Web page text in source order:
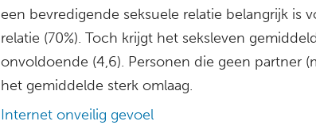
een bevredigende seksuele relatie belangrijk is
relatie (70%). Toch krijgt het seksleven
onvoldoende (4,6). Personen die geen partner
het gemiddelde sterk omlaag.
Internet onveilig gevoel